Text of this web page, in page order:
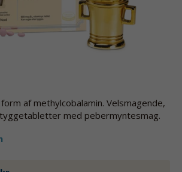
af methylcobalamin. Velsmagende,
med pebermyntesmag.